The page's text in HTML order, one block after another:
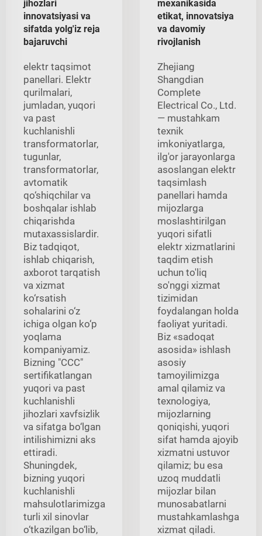
jihozlari
innovatsiyasi va
sifatda yolg'iz reja
bajaruvchi
elektr taqsimot
panellari. Elektr
qurilmalari,
jumladan, yuqori
va past
kuchlanishli
transformatorlar,
tugunlar,
transformatorlar,
avtomatik
qo‘shiqchilar va
boshqalar ishlab
chiqarishda
mutaxassislardir.
Biz tadqiqot,
ishlab chiqarish,
axborot tarqatish
va xizmat
ko‘rsatish
sohalarini o‘z
ichiga olgan ko‘p
yoqlama
kompaniyamiz.
Bizning "CCC"
sertifikatlangan
yuqori va past
kuchlanishli
jihozlari xavfsizlik
va sifatga bo‘lgan
intilishimizni aks
ettiradi.
Shuningdek,
bizning yuqori
kuchlanishli
mahsulotlarimizga
turli xil sinovlar
o‘tkazilgan bo‘lib,
mexanikasida
etikat, innovatsiya
va davomiy
rivojlanish
Zhejiang
Shangdian
Complete
Electrical Co., Ltd.
— mustahkam
texnik
imkoniyatlarga,
ilg'or jarayonlarga
asoslangan elektr
taqsimlash
panellari hamda
mijozlarga
moslashtirilgan
yuqori sifatli
elektr xizmatlarini
taqdim etish
uchun to'liq
so'nggi xizmat
tizimidan
foydalangan holda
faoliyat yuritadi.
Biz «sadoqat
asosida» ishlash
asosiy
tamoyilimizga
amal qilamiz va
texnologiya,
mijozlarning
qoniqishi, yuqori
sifat hamda ajoyib
xizmatni ustuvor
qilamiz; bu esa
uzoq muddatli
mijozlar bilan
munosabatlarni
mustahkamlashga
xizmat qiladi.